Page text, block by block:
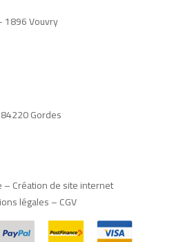
1896 Vouvry
Gordes
–Création de site internet
légales–CGV